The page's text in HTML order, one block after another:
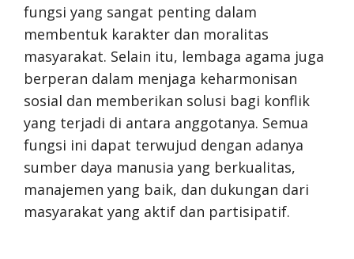
fungsi yang sangat penting dalam
membentuk karakter dan moralitas
masyarakat. Selain itu, lembaga agama juga
berperan dalam menjaga keharmonisan
sosial dan memberikan solusi bagi konflik
yang terjadi di antara anggotanya. Semua
fungsi ini dapat terwujud dengan adanya
sumber daya manusia yang berkualitas,
manajemen yang baik, dan dukungan dari
masyarakat yang aktif dan partisipatif.